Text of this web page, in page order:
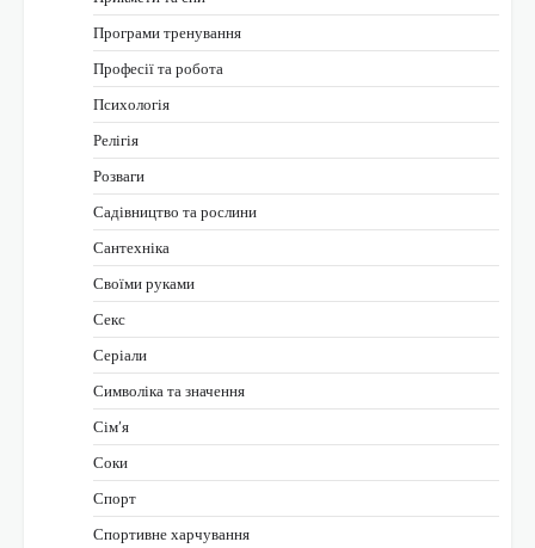
Програми тренування
Професії та робота
Психологія
Релігія
Розваги
Садівництво та рослини
Сантехніка
Своїми руками
Секс
Серіали
Символіка та значення
Сім’я
Соки
Спорт
Спортивне харчування